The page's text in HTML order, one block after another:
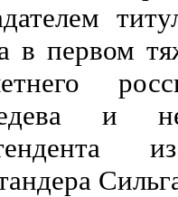
в первом
и